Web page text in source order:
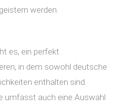
werden.
es, ein perfekt
in dem sowohl deutsche
enthalten sind.
umfasst auch eine Auswahl